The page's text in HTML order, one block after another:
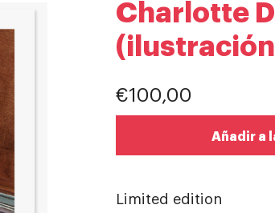
Charlotte
€100,00
Añadir a
Limited edition